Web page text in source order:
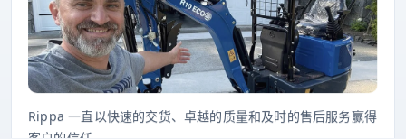
Rippa 一直以快速的交货、卓越的质量和及时的售后服务赢得
客户的信任。